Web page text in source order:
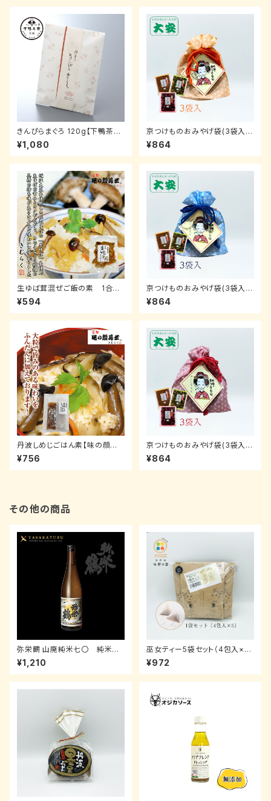
きんぴらまぐろ 120g【下鴨茶
寮】
¥1,080
京つけものおみやげ袋(3袋入オ
レンジ)【大安】
¥864
生ゆば茸混ぜご飯の素 1合用
【味の顔見世】
¥594
京つけものおみやげ袋(3袋入
青)【大安】
¥864
丹波しめじごはん素【味の顔見
世】
¥756
京つけものおみやげ袋(3袋入
赤)【大安】
¥864
その他の商品
弥栄鶴 山廃純米七〇 純米
720ml【竹野酒造】
¥1,210
巫女ティー5袋セット（4包入×
5）テトラティーバッグ【味夢の里
オリジナル】
¥972